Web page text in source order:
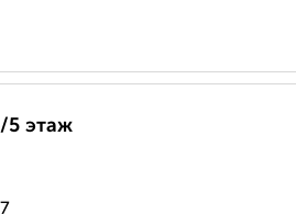
5 этаж